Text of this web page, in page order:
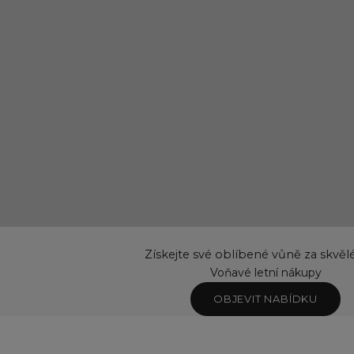
Získejte své oblíbené vůně za
Voňavé letní nákupy
OBJEVIT NABÍDKU